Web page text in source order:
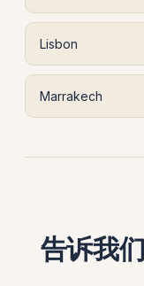
Lisbon
Marrakech
告诉我